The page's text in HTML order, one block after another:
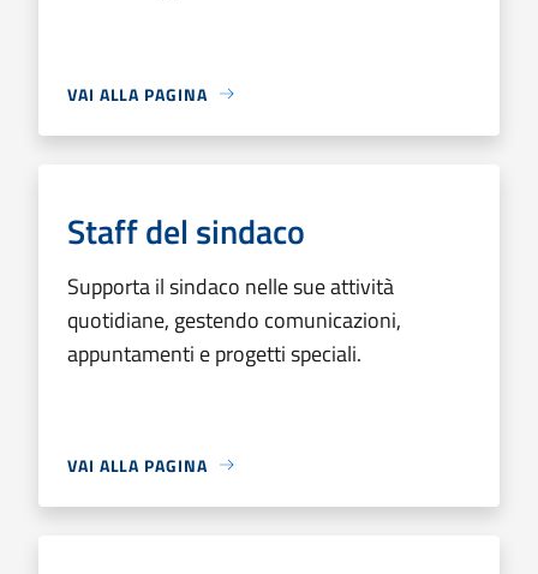
VAI ALLA PAGINA
Staff del sindaco
Supporta il sindaco nelle sue attività
quotidiane, gestendo comunicazioni,
appuntamenti e progetti speciali.
VAI ALLA PAGINA